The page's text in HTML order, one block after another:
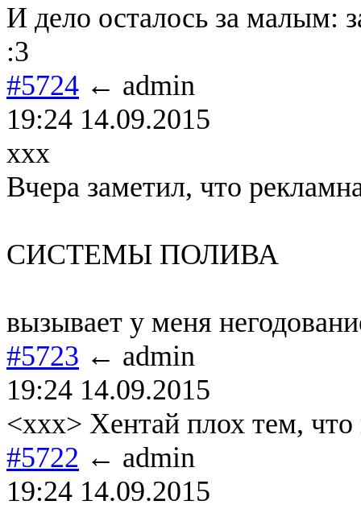
И дело осталось за малым:
:3
#5724 ← admin
19:24 14.09.2015
xxx
Вчера заметил, что
СИСТЕМЫ ПОЛИВА
вызывает у меня
#5723 ← admin
19:24 14.09.2015
<xxx> Хентай плох тем,
#5722 ← admin
19:24 14.09.2015